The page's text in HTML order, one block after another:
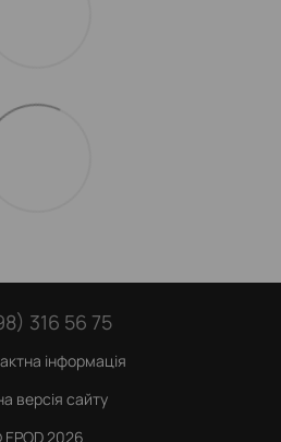
316 56 75
інформація
версія сайту
2026